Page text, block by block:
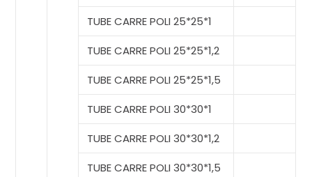
TUBE CARRE POLI 25*25*1
TUBE CARRE POLI 25*25*1,2
TUBE CARRE POLI 25*25*1,5
TUBE CARRE POLI 30*30*1
TUBE CARRE POLI 30*30*1,2
TUBE CARRE POLI 30*30*1,5